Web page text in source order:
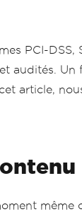
PCI-
audités.
article,